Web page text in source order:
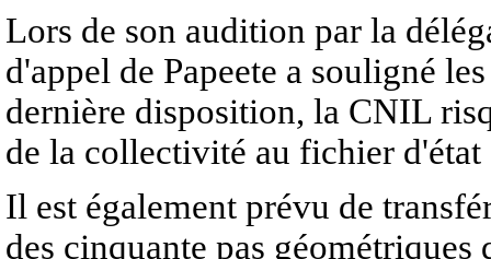
Lors de son audition par la
d'appel de Papeete a souligné
dernière disposition, la CNIL
de la collectivité au fichier
Il est également prévu de
des cinquante pas géométriques